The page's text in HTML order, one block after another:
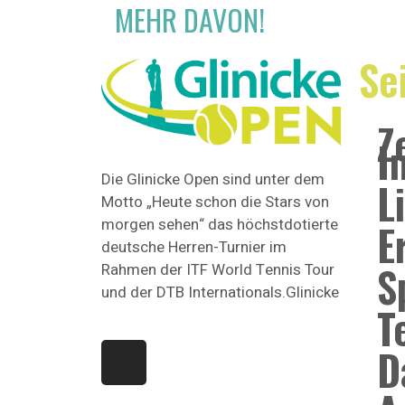
MEHR DAVON!
Die Glinicke Open sind unter dem
Motto „Heute schon die Stars von
morgen sehen“ das höchstdotierte
deutsche Herren-Turnier im
Rahmen der ITF World Tennis Tour
und der DTB Internationals.Glinicke